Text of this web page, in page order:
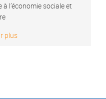
à l’économie sociale et
plus